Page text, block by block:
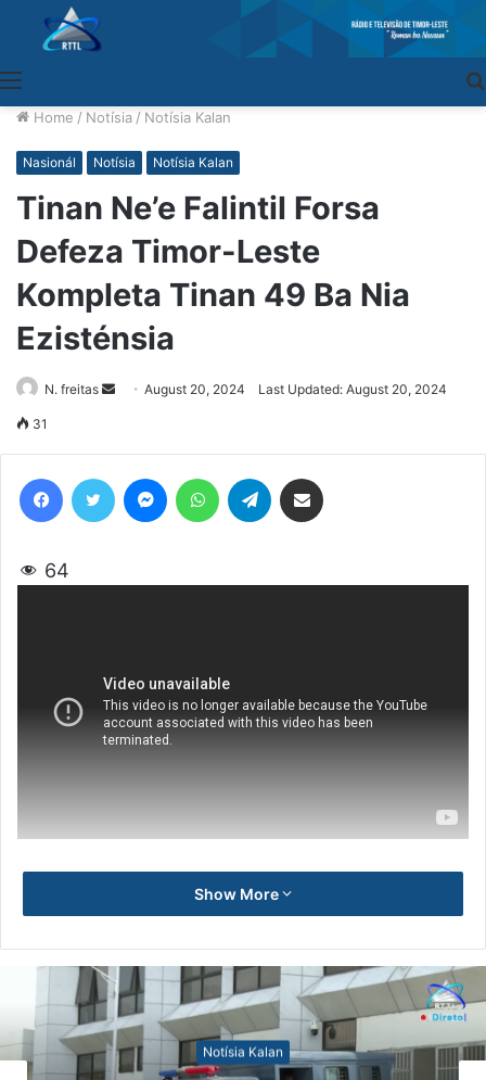
Home / Notísia / Notísia Kalan
Nasionál Notísia Notísia Kalan
Tinan Ne’e Falintil Forsa
Defeza Timor-Leste
Kompleta Tinan 49 Ba Nia
Ezisténsia
N. freitas
SendAugust 20, 2024 Last Updated: August 20, 2024
31
64
Show More
Notísia Kalan